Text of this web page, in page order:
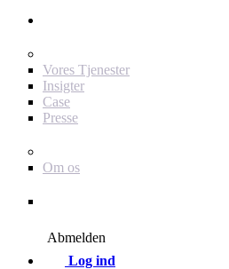
Vores Tjenester
Insigter
Case
Presse
Om os
Abmelden
Log ind